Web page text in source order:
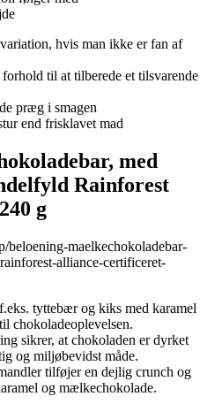
hvis man ikke er fan af
til at tilberede et tilsvarende
præg i smagen
end frisklavet mad
med
Rainforest
g
beloening-maelkechokoladebar-
alliance-certificeret-
tyttebær og kiks med karamel
chokoladeoplevelsen.
sikrer, at chokoladen er dyrket
og miljøbevidst måde.
tilføjer en dejlig crunch og
og mælkechokolade.